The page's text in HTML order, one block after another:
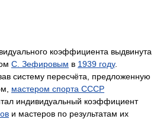
коэффициента выдвинута
С. Зефировым в 1939 году.
систему пересчёта, предложенную
мастером спорта СССР
индивидуальный коэффициент
и мастеров по результатам их